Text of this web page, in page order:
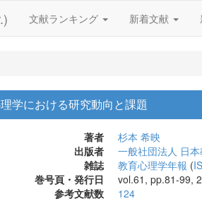
文献ランキング 新着文献
学における研究動向と課題
著者
杉本 希映
出版者
一般社団法人 日
雑誌
教育心理学年報 (
巻号頁・発行日
vol.61, pp.81-99,
参考文献数
124